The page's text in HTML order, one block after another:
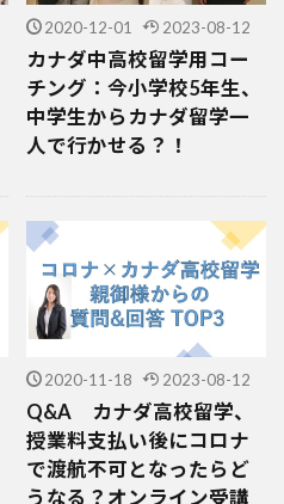
2020-12-01 2023-08-12
カナダ中高校留学用コー
チング：今小学校5年生、
中学生からカナダ留学一
人で行かせる？！
2020-11-18 2023-08-12
Q&A カナダ高校留学、
授業料支払い後にコロナ
で渡航不可となったらど
うなる？オンライン受講